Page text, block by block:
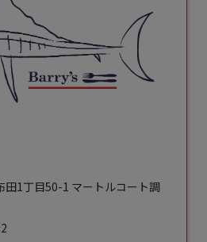
田1丁目50-1 マートルコート調